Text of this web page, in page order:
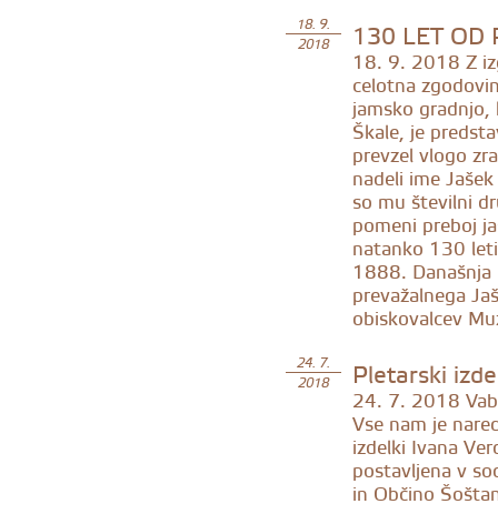
18. 9.
2018
130 LET OD
18. 9. 2018Z
celotna
jamsko
Škale, je
prevzel vlogo
nadeli ime
so mu številni
pomeni preboj
natanko 130
1888.
prevažalnega
obiskovalcev
24. 7.
2018
Pletarski
24. 7. 2018
Vse nam je
izdelki Ivana
postavljena v
in Občino